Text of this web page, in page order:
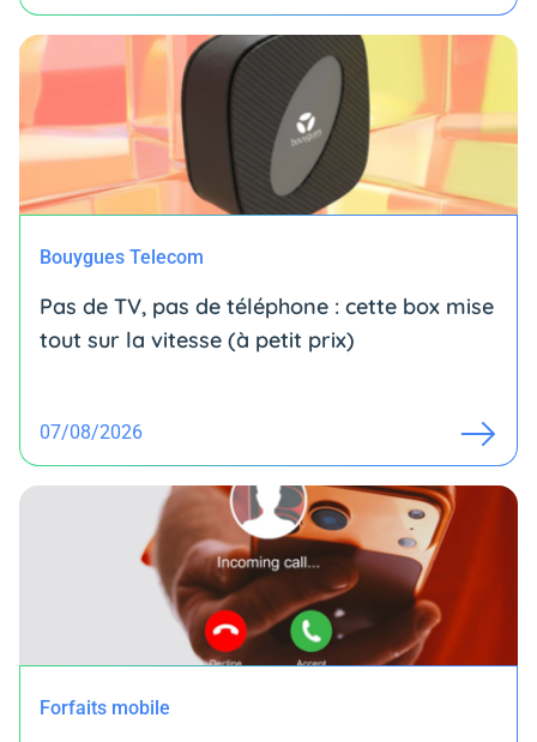
Bouygues Telecom
Pas de TV, pas de téléphone : cette box mise
tout sur la vitesse (à petit prix)
07/08/2026
Forfaits mobile